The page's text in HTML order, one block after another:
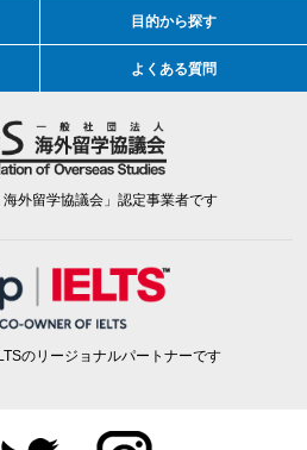
目的から探す
よくある質問
外留学協議会」認定事業者です
のリージョナルパートナーです